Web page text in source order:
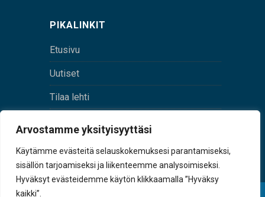
Arvostamme yksityisyyttäsi
Käytämme evästeitä selauskokemuksesi parantamiseksi,
sisällön tarjoamiseksi ja liikenteemme analysoimiseksi.
Hyväksyt evästeidemme käytön klikkaamalla ”Hyväksy
kaikki”.
PIKALINKIT
Etusivu
Uutiset
Tilaa lehti